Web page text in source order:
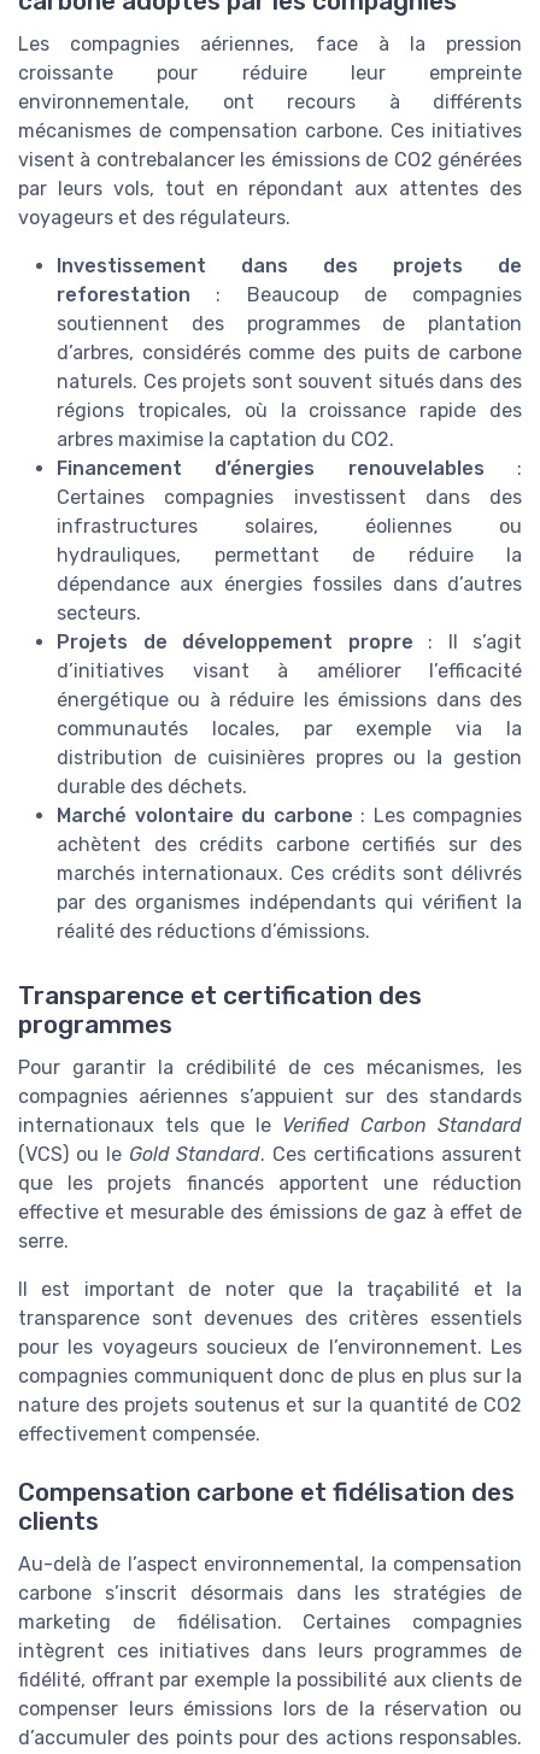
Les compagnies aériennes, face à la pression
croissante pour réduire leur empreinte
environnementale, ont recours à différents
mécanismes de compensation carbone. Ces initiatives
visent à contrebalancer les émissions de CO2 générées
par leurs vols, tout en répondant aux attentes des
voyageurs et des régulateurs.
Investissement dans des projets de
reforestation : Beaucoup de compagnies
soutiennent des programmes de plantation
d’arbres, considérés comme des puits de carbone
naturels. Ces projets sont souvent situés dans des
régions tropicales, où la croissance rapide des
arbres maximise la captation du CO2.
Financement d’énergies renouvelables :
Certaines compagnies investissent dans des
infrastructures solaires, éoliennes ou
hydrauliques, permettant de réduire la
dépendance aux énergies fossiles dans d’autres
secteurs.
Projets de développement propre : Il s’agit
d’initiatives visant à améliorer l’efficacité
énergétique ou à réduire les émissions dans des
communautés locales, par exemple via la
distribution de cuisinières propres ou la gestion
durable des déchets.
Marché volontaire du carbone : Les compagnies
achètent des crédits carbone certifiés sur des
marchés internationaux. Ces crédits sont délivrés
par des organismes indépendants qui vérifient la
réalité des réductions d’émissions.
Transparence et certification des
programmes
Pour garantir la crédibilité de ces mécanismes, les
compagnies aériennes s’appuient sur des standards
internationaux tels que le Verified Carbon Standard
(VCS) ou le Gold Standard. Ces certifications assurent
que les projets financés apportent une réduction
effective et mesurable des émissions de gaz à effet de
serre.
Il est important de noter que la traçabilité et la
transparence sont devenues des critères essentiels
pour les voyageurs soucieux de l’environnement. Les
compagnies communiquent donc de plus en plus sur la
nature des projets soutenus et sur la quantité de CO2
effectivement compensée.
Compensation carbone et fidélisation des
clients
Au-delà de l’aspect environnemental, la compensation
carbone s’inscrit désormais dans les stratégies de
marketing de fidélisation. Certaines compagnies
intègrent ces initiatives dans leurs programmes de
fidélité, offrant par exemple la possibilité aux clients de
compenser leurs émissions lors de la réservation ou
d’accumuler des points pour des actions responsables.